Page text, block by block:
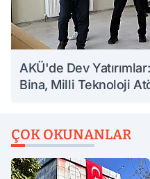
AKÜ'de Dev
Bina, Milli Teknoloji
ÇOK OKUNANLAR